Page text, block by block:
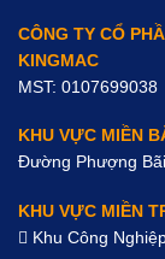
CÔNG TY CỔ
KINGMAC
MST: 0107699038
KHU VỰC MIỀN
Đường Phượng
KHU VỰC MIỀN
Khu Công